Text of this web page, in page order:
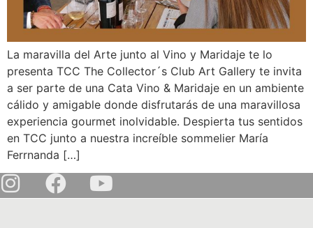
La maravilla del Arte junto al Vino y Maridaje te lo
presenta TCC The Collector´s Club Art Gallery te invita
a ser parte de una Cata Vino & Maridaje en un ambiente
cálido y amigable donde disfrutarás de una maravillosa
experiencia gourmet inolvidable. Despierta tus sentidos
en TCC junto a nuestra increíble sommelier María
Ferrnanda […]